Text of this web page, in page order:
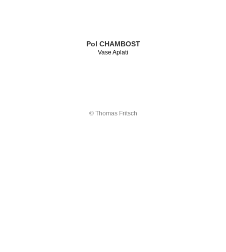
Pol CHAMBOST
Vase Aplati
© Thomas Fritsch